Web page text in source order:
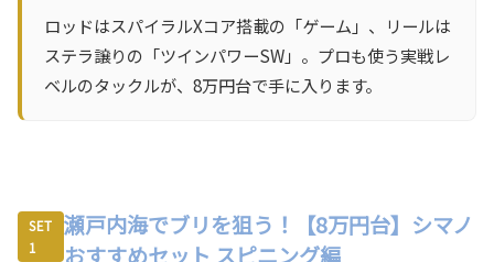
ロッドはスパイラルXコア搭載の「ゲーム」、リールは
ステラ譲りの「ツインパワーSW」。プロも使う実戦レ
ベルのタックルが、8万円台で手に入ります。
SET
1
瀬戸内海でブリを狙う！【8万円台】シマノ
おすすめセット スピニング編